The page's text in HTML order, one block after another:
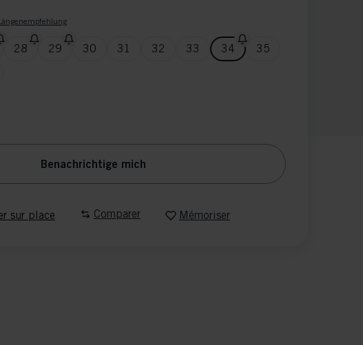
28 29 30 31 32 33 34
35
Benachrichtige mich
sur place Comparer Mémoriser